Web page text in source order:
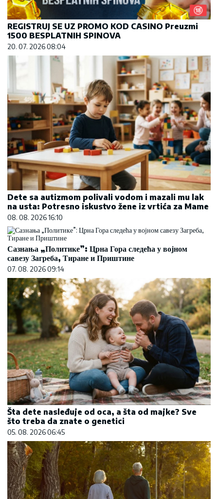
REGISTRUJ SE UZ PROMO KOD CASINO Preuzmi
1500 BESPLATNIH SPINOVA
20. 07. 2026 08:04
Dete sa autizmom polivali vodom i mazali mu lak
na usta: Potresno iskustvo žene iz vrtića za Mame
08. 08. 2026 16:10
Сазнања „Политике”: Црна Гора следећа у војном
савезу Загреба, Тиране и Приштине
07. 08. 2026 09:14
Šta dete nasleđuje od oca, a šta od majke? Sve
što treba da znate o genetici
05. 08. 2026 06:45